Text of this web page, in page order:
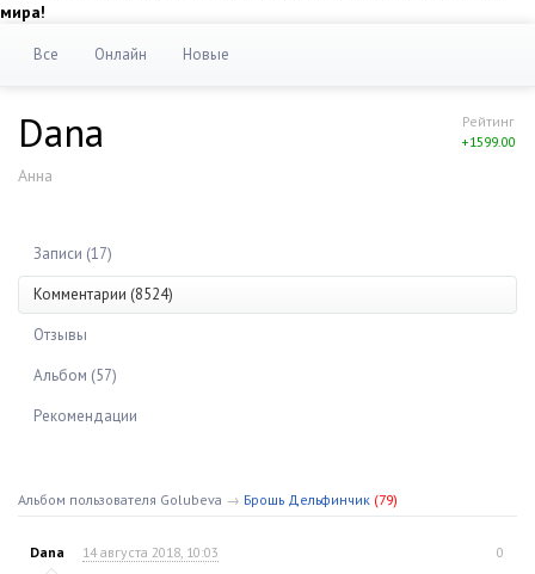
мира!
Все Онлайн Новые
Рейтинг
+1599.00
Dana
Анна
Записи (17)
Комментарии (8524)
Отзывы
Альбом (57)
Рекомендации
Альбом пользователя Golubeva → Брошь Дельфинчик (79)
Dana 14 августа 2018, 10:03 0